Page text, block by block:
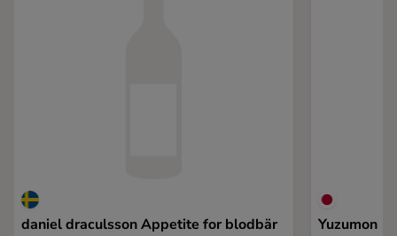
daniel draculsson Appetite for blodbär Yuzumon